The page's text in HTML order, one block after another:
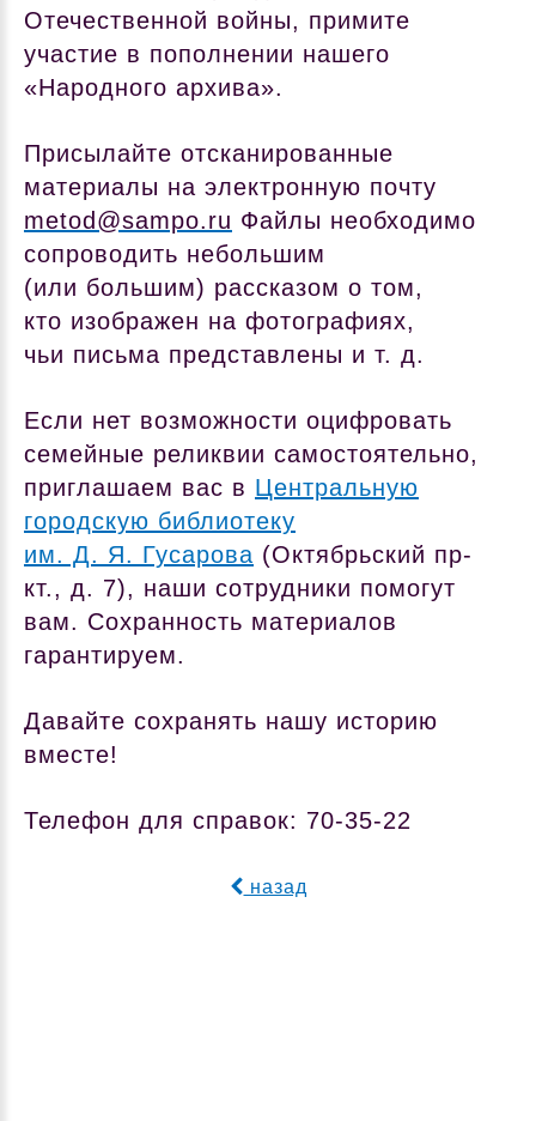
Отечественной войны, примите
участие в пополнении нашего
«Народного архива».
Присылайте отсканированные
материалы на электронную почту
metod@sampo.ru Файлы необходимо
сопроводить небольшим
(или большим) рассказом о том,
кто изображен на фотографиях,
чьи письма представлены и т. д.
Если нет возможности оцифровать
семейные реликвии самостоятельно,
приглашаем вас в Центральную
городскую библиотеку
им. Д. Я. Гусарова (Октябрьский пр-
кт., д. 7), наши сотрудники помогут
вам. Сохранность материалов
гарантируем.
Давайте сохранять нашу историю
вместе!
Телефон для справок: 70-35-22
назад